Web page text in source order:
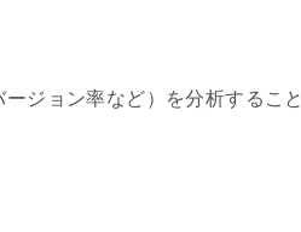
ジョン率など）を分析すること